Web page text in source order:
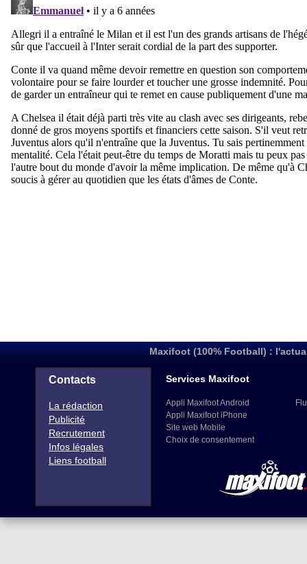
Maxifoot (100% Football) :
Contacts
La rédaction
Publicité
Recrutement
Infos légales
Liens football
Services Maxifoot
Appli Maxifoot Android
Appli Maxifoot iPhone
Site web Mobile
Choix de consentement